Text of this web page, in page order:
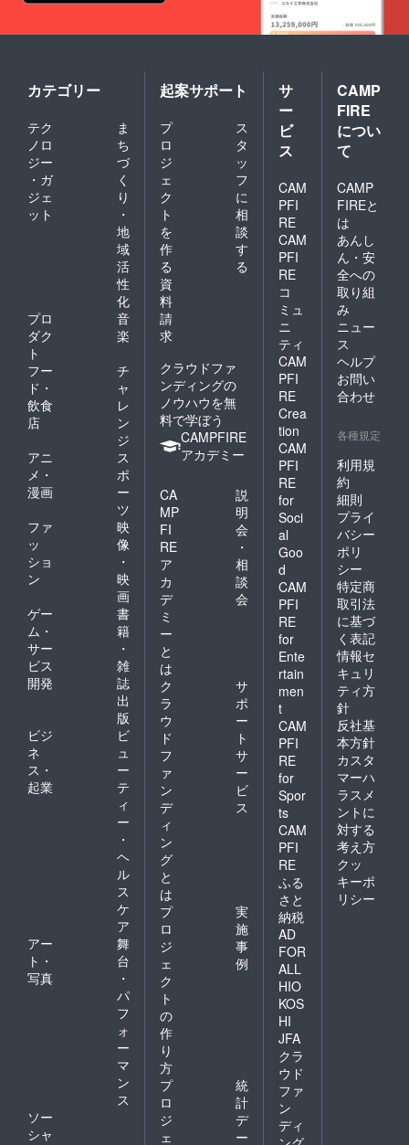
カテゴリー
テク
ノロ
ジー
・ガ
ジェ
ット
ま
ち
づ
く
り
・
地
域
活
性
化
プロ
ダク
ト
音
楽
フー
ド・
飲食
店
チ
ャ
レ
ン
ジ
アニ
メ・
漫画
ス
ポ
ー
ツ
ファ
ッ
ショ
ン
映
像
・
映
画
ゲー
ム・
サー
ビス
開発
書
籍
・
雑
誌
出
版
ビジ
ネ
ス・
起業
ビ
ュ
ー
テ
ィ
ー
・
ヘ
ル
ス
ケ
ア
アー
ト・
写真
舞
台
・
パ
フ
ォ
ー
マ
ン
ス
ソー
シャ
起案サポート
プ
ロ
ジ
ェ
ク
ト
を
作
る
ス
タ
ッ
フ
に
相
談
す
る
資
料
請
求
クラウドファ
ンディングの
ノウハウを無
料で学ぼう
CAMPFIRE
アカデミー
CA
MP
FI
RE
ア
カ
デ
ミ
ー
と
は
説
明
会
・
相
談
会
ク
ラ
ウ
ド
フ
ァ
ン
デ
ィ
ン
グ
と
は
サ
ポ
ー
ト
サ
ー
ビ
ス
プ
ロ
ジ
ェ
ク
ト
の
作
り
方
実
施
事
例
プ
ロ
ジ
ェ
統
計
デ
ー
サ
ー
ビ
ス
CAM
PFI
RE
CAM
PFI
RE
コ
ミュ
ニ
ティ
CAM
PFI
RE
Crea
tion
CAM
PFI
RE
for
Soci
al
Goo
d
CAM
PFI
RE
for
Ente
rtain
men
t
CAM
PFI
RE
for
Spor
ts
CAM
PFI
RE
ふる
さと
納税
AD
FOR
ALL
HIO
KOS
HI
JFA
クラ
ウド
ファ
ン
ディ
CAMP
FIRE
につい
て
CAMP
FIREと
は
あんし
ん・安
全への
取り組
み
ニュー
ス
ヘルプ
お問い
合わせ
各種規定
利用規
約
細則
プライ
バシー
ポリ
シー
特定商
取引法
に基づ
く表記
情報セ
キュリ
ティ方
針
反社基
本方針
カスタ
マーハ
ラスメ
ントに
対する
考え方
クッ
キーポ
リシー